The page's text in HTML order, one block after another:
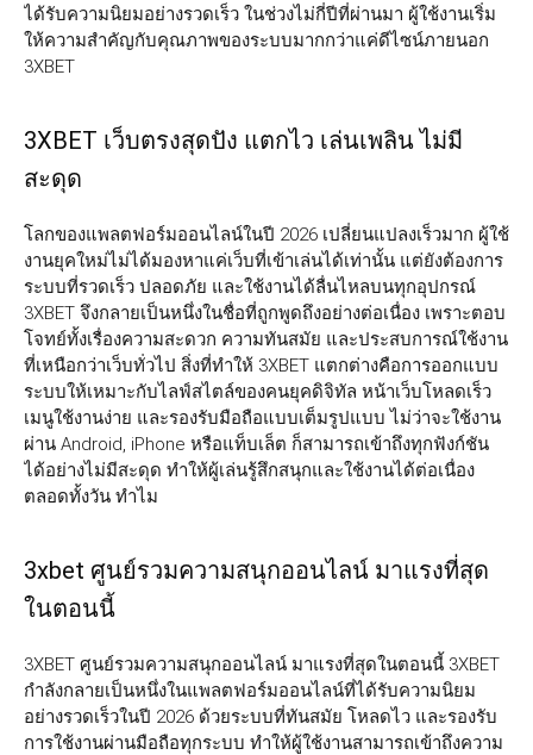
ได้รับความนิยมอย่างรวดเร็ว ในช่วงไม่กี่ปีที่ผ่านมา ผู้ใช้งานเริ่ม
ให้ความสำคัญกับคุณภาพของระบบมากกว่าแค่ดีไซน์ภายนอก
3XBET
3XBET เว็บตรงสุดปัง แตกไว เล่นเพลิน ไม่มี
สะดุด
โลกของแพลตฟอร์มออนไลน์ในปี 2026 เปลี่ยนแปลงเร็วมาก ผู้ใช้
งานยุคใหม่ไม่ได้มองหาแค่เว็บที่เข้าเล่นได้เท่านั้น แต่ยังต้องการ
ระบบที่รวดเร็ว ปลอดภัย และใช้งานได้ลื่นไหลบนทุกอุปกรณ์
3XBET จึงกลายเป็นหนึ่งในชื่อที่ถูกพูดถึงอย่างต่อเนื่อง เพราะตอบ
โจทย์ทั้งเรื่องความสะดวก ความทันสมัย และประสบการณ์ใช้งาน
ที่เหนือกว่าเว็บทั่วไป สิ่งที่ทำให้ 3XBET แตกต่างคือการออกแบบ
ระบบให้เหมาะกับไลฟ์สไตล์ของคนยุคดิจิทัล หน้าเว็บโหลดเร็ว
เมนูใช้งานง่าย และรองรับมือถือแบบเต็มรูปแบบ ไม่ว่าจะใช้งาน
ผ่าน Android, iPhone หรือแท็บเล็ต ก็สามารถเข้าถึงทุกฟังก์ชัน
ได้อย่างไม่มีสะดุด ทำให้ผู้เล่นรู้สึกสนุกและใช้งานได้ต่อเนื่อง
ตลอดทั้งวัน ทำไม
3xbet ศูนย์รวมความสนุกออนไลน์ มาแรงที่สุด
ในตอนนี้
3XBET ศูนย์รวมความสนุกออนไลน์ มาแรงที่สุดในตอนนี้ 3XBET
กำลังกลายเป็นหนึ่งในแพลตฟอร์มออนไลน์ที่ได้รับความนิยม
อย่างรวดเร็วในปี 2026 ด้วยระบบที่ทันสมัย โหลดไว และรองรับ
การใช้งานผ่านมือถือทุกระบบ ทำให้ผู้ใช้งานสามารถเข้าถึงความ